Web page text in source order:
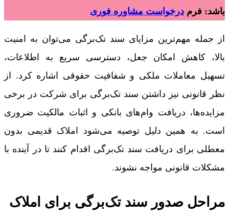
باشد: فرم درخواست مشاوره فوری
از جمله مهم‌ترین مزایای سند تک‌برگی می‌توان به امنیت
بالا، کاهش امکان جعل، دسترسی سریع به اطلاعات،
تسهیل معاملات ملکی و شفافیت حقوقی اشاره کرد. از
نظر قانونی نیز داشتن سند تک‌برگی برای شرکت در برخی
مزایده‌ها، دریافت وام‌های بانکی و اثبات مالکیت ضروری
است. به همین دلیل توصیه می‌شود املاک قدیمی بدون
معطلی برای دریافت سند تک‌برگی اقدام کنند تا در آینده با
مشکلات قانونی مواجه نشوند.
مراحل صدور سند تک‌برگی برای املاک